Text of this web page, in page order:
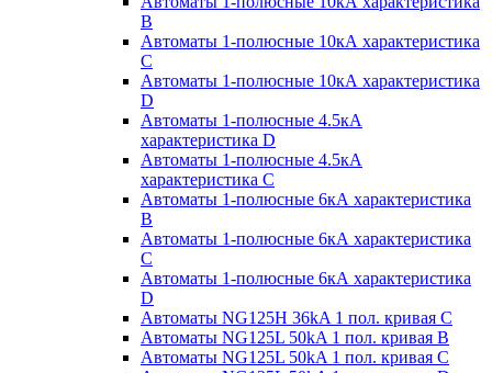
B
Автоматы 1-полюсные 10кА характеристика
C
Автоматы 1-полюсные 10кА характеристика
D
Автоматы 1-полюсные 4.5кА
характеристика D
Автоматы 1-полюсные 4.5кА
характеристика С
Автоматы 1-полюсные 6кА характеристика
B
Автоматы 1-полюсные 6кА характеристика
C
Автоматы 1-полюсные 6кА характеристика
D
Автоматы NG125H 36kA 1 пол. кривая C
Автоматы NG125L 50kA 1 пол. кривая B
Автоматы NG125L 50kA 1 пол. кривая C